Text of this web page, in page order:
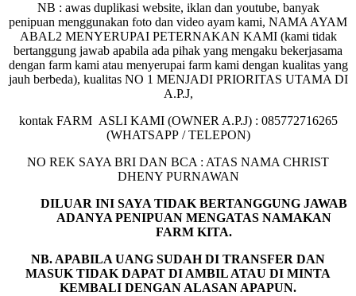
NB : awas duplikasi website, iklan dan youtube, banyak
penipuan menggunakan foto dan video ayam kami, NAMA AYAM
ABAL2 MENYERUPAI PETERNAKAN KAMI (kami tidak
bertanggung jawab apabila ada pihak yang mengaku bekerjasama
dengan farm kami atau menyerupai farm kami dengan kualitas yang
jauh berbeda), kualitas NO 1 MENJADI PRIORITAS UTAMA DI
A.P.J,
kontak FARM ASLI KAMI (OWNER A.P.J) : 085772716265
(WHATSAPP / TELEPON)
NO REK SAYA BRI DAN BCA : ATAS NAMA CHRIST
DHENY PURNAWAN
DILUAR INI SAYA TIDAK BERTANGGUNG JAWAB
ADANYA PENIPUAN MENGATAS NAMAKAN
FARM KITA.
NB. APABILA UANG SUDAH DI TRANSFER DAN
MASUK TIDAK DAPAT DI AMBIL ATAU DI MINTA
KEMBALI DENGAN ALASAN APAPUN.